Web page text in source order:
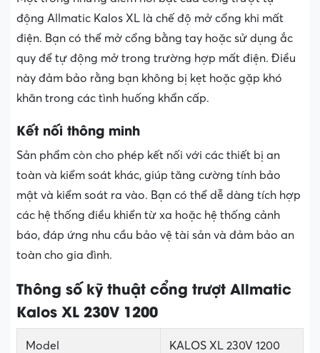
động Allmatic Kalos XL là chế độ mở cổng khi mất
điện. Bạn có thể mở cổng bằng tay hoặc sử dụng ắc
quy để tự động mở trong trường hợp mất điện. Điều
này đảm bảo rằng bạn không bị kẹt hoặc gặp khó
khăn trong các tình huống khẩn cấp.
Kết nối thông minh
Sản phẩm còn cho phép kết nối với các thiết bị an
toàn và kiểm soát khác, giúp tăng cường tính bảo
mật và kiểm soát ra vào. Bạn có thể dễ dàng tích hợp
các hệ thống điều khiển từ xa hoặc hệ thống cảnh
báo, đáp ứng nhu cầu bảo vệ tài sản và đảm bảo an
toàn cho gia đình.
Thông số kỹ thuật cổng trượt Allmatic
Kalos XL 230V 1200
Model KALOS XL 230V 1200